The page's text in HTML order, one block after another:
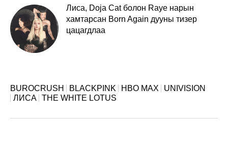
Лиса, Doja Cat болон Raye нарын
хамтарсан Born Again дууны тизер
цацагдлаа
BUROCRUSH BLACKPINK HBO MAX
UNIVISION
ЛИСА THE WHITE LOTUS